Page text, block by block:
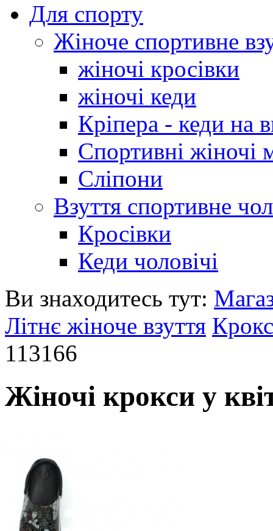
Для спорту
Жіноче спортивне
жіночі кросівки
жіночі кеди
Кріпера - кеди на
Спортивні жіночі
Сліпони
Взуття спортивне
Кросівки
Кеди чоловічі
Ви знаходитесь тут:
Літнє жіноче взуття
113166
Жіночі крокси у